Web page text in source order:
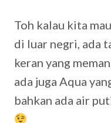
Toh kalau kita
di luar negri, ada
keran yang
ada juga Aqua
bahkan ada air